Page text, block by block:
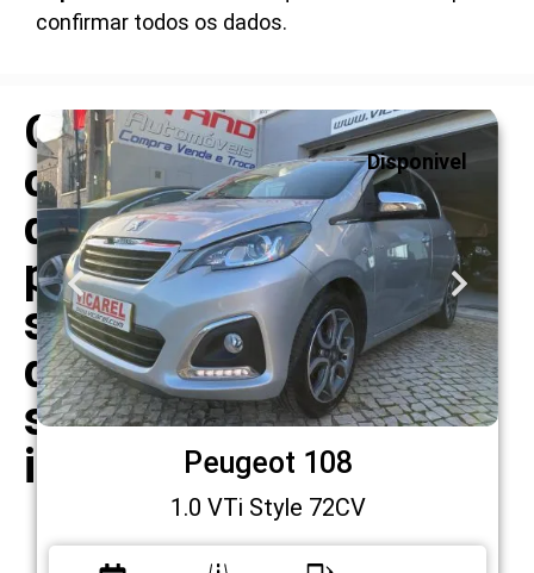
confirmar todos os dados.
Outras
opções
que
podem
ser
do
seu
interesse
Disponivel
Peugeot 108
1.0 VTi Style 72CV